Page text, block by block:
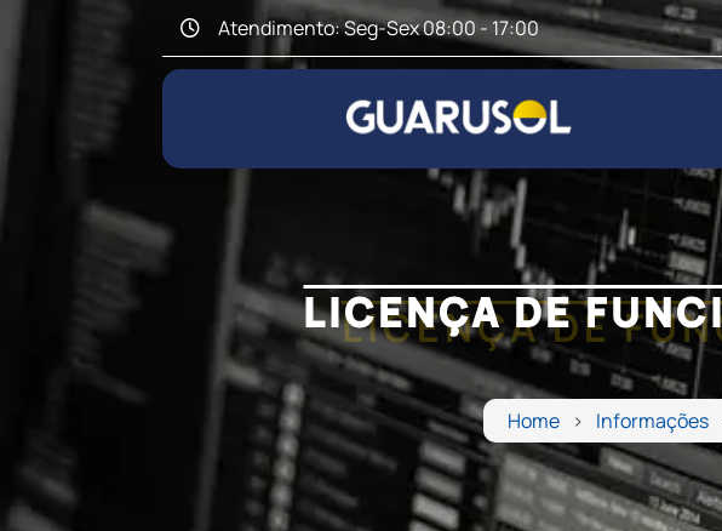
Atendimento: Seg-Sex 08:00 - 17:00
LICENÇA DE
Home Informações